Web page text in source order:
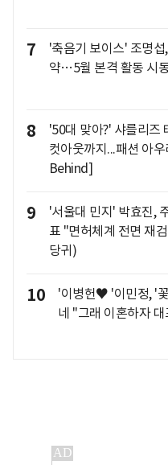
7
'축음기 보이스' 조명
약…5월 본격 활동 시
8
'50대 맞아?' 샤를리즈
컷아웃까지...패션 아
Behind]
9
'서울대 민지' 박효진,
표 "면허체계 전면 재
당귀)
10
'이병헌♥ '이민정, '
네 "그래 이혼하자